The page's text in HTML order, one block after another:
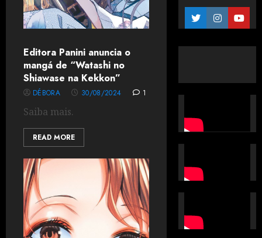
Editora Panini anuncia o
mangá de “Watashi no
Shiawase na Kekkon”
DÉBORA 30/08/2024 1
Saiba mais.
READ MORE